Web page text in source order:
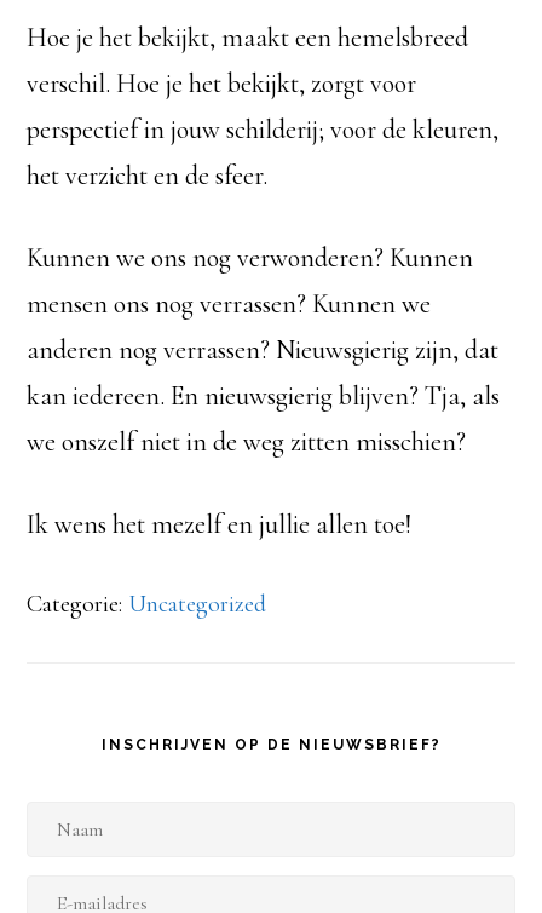
Hoe je het bekijkt, maakt een hemelsbreed
verschil. Hoe je het bekijkt, zorgt voor
perspectief in jouw schilderij; voor de kleuren,
het verzicht en de sfeer.
Kunnen we ons nog verwonderen? Kunnen
mensen ons nog verrassen? Kunnen we
anderen nog verrassen? Nieuwsgierig zijn, dat
kan iedereen. En nieuwsgierig blijven? Tja, als
we onszelf niet in de weg zitten misschien?
Ik wens het mezelf en jullie allen toe!
Categorie: Uncategorized
INSCHRIJVEN OP DE NIEUWSBRIEF?